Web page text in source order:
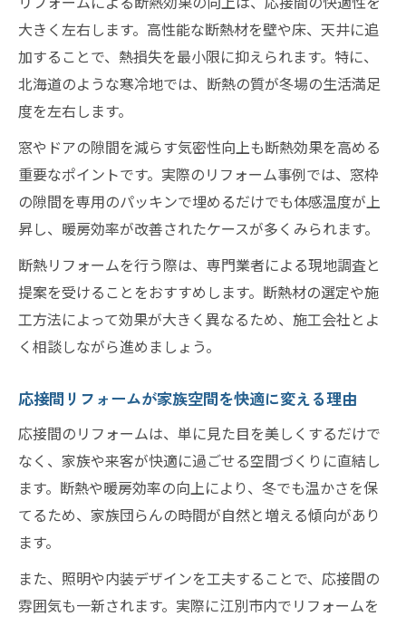
大きく左右します。高性能な断熱材を壁や床、天井に追
加することで、熱損失を最小限に抑えられます。特に、
北海道のような寒冷地では、断熱の質が冬場の生活満足
度を左右します。
窓やドアの隙間を減らす気密性向上も断熱効果を高める
重要なポイントです。実際のリフォーム事例では、窓枠
の隙間を専用のパッキンで埋めるだけでも体感温度が上
昇し、暖房効率が改善されたケースが多くみられます。
断熱リフォームを行う際は、専門業者による現地調査と
提案を受けることをおすすめします。断熱材の選定や施
工方法によって効果が大きく異なるため、施工会社とよ
く相談しながら進めましょう。
応接間リフォームが家族空間を快適に変える理由
応接間のリフォームは、単に見た目を美しくするだけで
なく、家族や来客が快適に過ごせる空間づくりに直結し
ます。断熱や暖房効率の向上により、冬でも温かさを保
てるため、家族団らんの時間が自然と増える傾向があり
ます。
また、照明や内装デザインを工夫することで、応接間の
雰囲気も一新されます。実際に江別市内でリフォームを